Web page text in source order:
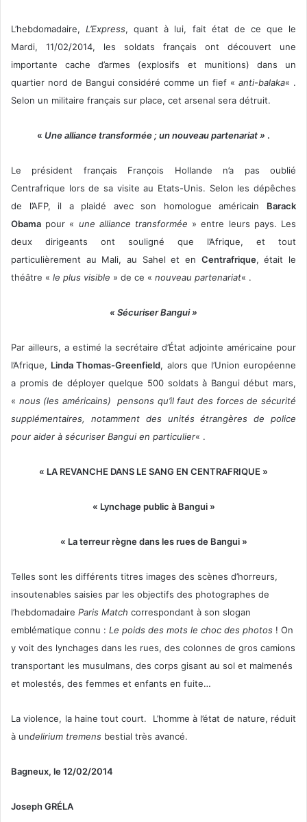
L’hebdomadaire, L’Express, quant à lui, fait état de ce que le
Mardi, 11/02/2014, les soldats français ont découvert une
importante cache d’armes (explosifs et munitions) dans un
quartier nord de Bangui considéré comme un fief « anti-balaka« .
Selon un militaire français sur place, cet arsenal sera détruit.
« Une alliance transformée ; un nouveau partenariat » .
Le président français François Hollande n’a pas oublié
Centrafrique lors de sa visite au Etats-Unis. Selon les dépêches
de l’AFP, il a plaidé avec son homologue américain Barack
Obama pour « une alliance transformée » entre leurs pays. Les
deux dirigeants ont souligné que l’Afrique, et tout
particulièrement au Mali, au Sahel et en Centrafrique, était le
théâtre « le plus visible » de ce « nouveau partenariat« .
« Sécuriser Bangui »
Par ailleurs, a estimé la secrétaire d’État adjointe américaine pour
l’Afrique, Linda Thomas-Greenfield, alors que l’Union européenne
a promis de déployer quelque 500 soldats à Bangui début mars,
« nous (les américains) pensons qu’il faut des forces de sécurité
supplémentaires, notamment des unités étrangères de police
pour aider à sécuriser Bangui en particulier« .
« LA REVANCHE DANS LE SANG EN CENTRAFRIQUE »
« Lynchage public à Bangui »
« La terreur règne dans les rues de Bangui »
Telles sont les différents titres images des scènes d’horreurs,
insoutenables saisies par les objectifs des photographes de
l’hebdomadaire Paris Match correspondant à son slogan
emblématique connu : Le poids des mots le choc des photos ! On
y voit des lynchages dans les rues, des colonnes de gros camions
transportant les musulmans, des corps gisant au sol et malmenés
et molestés, des femmes et enfants en fuite…
La violence, la haine tout court. L’homme à l’état de nature, réduit
à undelirium tremens bestial très avancé.
Bagneux, le 12/02/2014
Joseph GRÉLA